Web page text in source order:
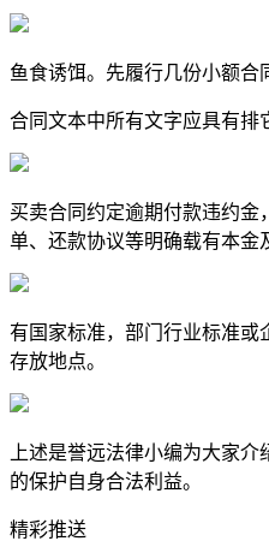
鱼食诱饵。先履行几份小额合
合同文本中所有文字应具有排
买卖合同约定逾期付款违约
单、还款协议等明确载有本金
有国家标准，部门行业标准或
存放地点。
上述是誉远法律小编为大家
的保护自身合法利益。
精彩推送